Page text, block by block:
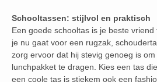
Schooltassen: stijlvol en praktisch
Een goede schooltas is je beste
je nu gaat voor een rugzak,
zorg ervoor dat hij stevig genoeg is
lunchpakket te dragen. Kies een tas
een coole tas is stiekem ook een